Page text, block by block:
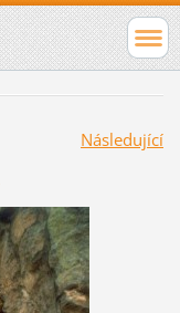
Následující